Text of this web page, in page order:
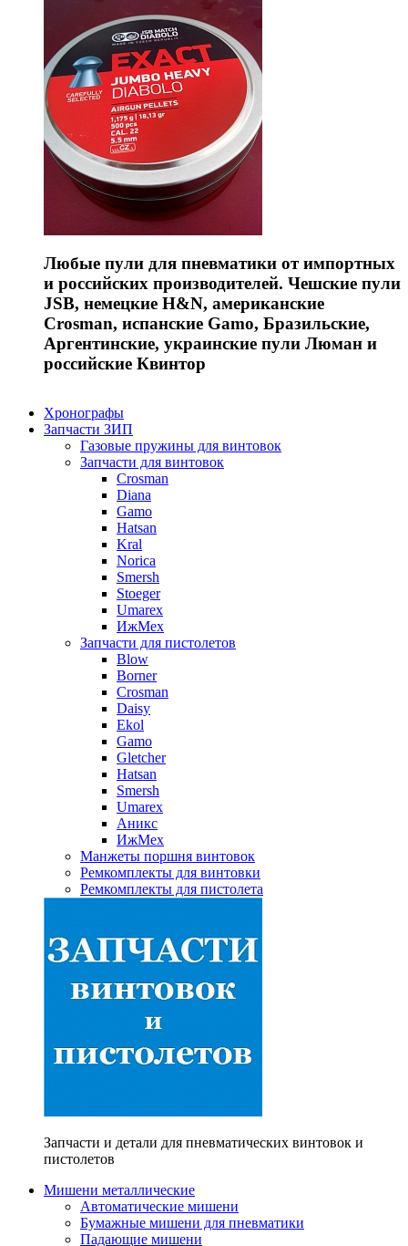
Любые пули для пневматики от импортных
и российских производителей. Чешские пули
JSB, немецкие H&N, американские
Crosman, испанские Gamo, Бразильские,
Аргентинские, украинские пули Люман и
российские Квинтор
Хронографы
Запчасти ЗИП
Газовые пружины для винтовок
Запчасти для винтовок
Crosman
Diana
Gamo
Hatsan
Kral
Norica
Smersh
Stoeger
Umarex
ИжМех
Запчасти для пистолетов
Blow
Borner
Crosman
Daisy
Ekol
Gamo
Gletcher
Hatsan
Smersh
Umarex
Аникс
ИжМех
Манжеты поршня винтовок
Ремкомплекты для винтовки
Ремкомплекты для пистолета
Запчасти и детали для пневматических винтовок и
пистолетов
Мишени металлические
Автоматические мишени
Бумажные мишени для пневматики
Падающие мишени